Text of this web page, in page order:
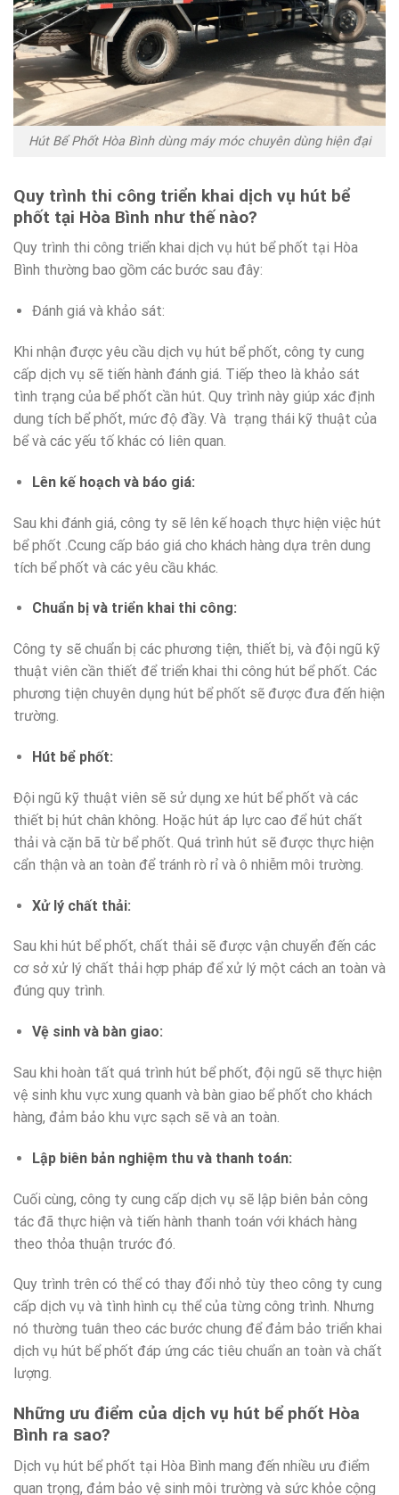
Hút Bể Phốt Hòa Bình dùng máy móc chuyên dùng hiện đại
Quy trình thi công triển khai dịch vụ hút bể
phốt tại Hòa Bình như thế nào?
Quy trình thi công triển khai dịch vụ hút bể phốt tại Hòa
Bình thường bao gồm các bước sau đây:
Đánh giá và khảo sát:
Khi nhận được yêu cầu dịch vụ hút bể phốt, công ty cung
cấp dịch vụ sẽ tiến hành đánh giá. Tiếp theo là khảo sát
tình trạng của bể phốt cần hút. Quy trình này giúp xác định
dung tích bể phốt, mức độ đầy. Và trạng thái kỹ thuật của
bể và các yếu tố khác có liên quan.
Lên kế hoạch và báo giá:
Sau khi đánh giá, công ty sẽ lên kế hoạch thực hiện việc hút
bể phốt .Ccung cấp báo giá cho khách hàng dựa trên dung
tích bể phốt và các yêu cầu khác.
Chuẩn bị và triển khai thi công:
Công ty sẽ chuẩn bị các phương tiện, thiết bị, và đội ngũ kỹ
thuật viên cần thiết để triển khai thi công hút bể phốt. Các
phương tiện chuyên dụng hút bể phốt sẽ được đưa đến hiện
trường.
Hút bể phốt:
Đội ngũ kỹ thuật viên sẽ sử dụng xe hút bể phốt và các
thiết bị hút chân không. Hoặc hút áp lực cao để hút chất
thải và cặn bã từ bể phốt. Quá trình hút sẽ được thực hiện
cẩn thận và an toàn để tránh rò rỉ và ô nhiễm môi trường.
Xử lý chất thải:
Sau khi hút bể phốt, chất thải sẽ được vận chuyển đến các
cơ sở xử lý chất thải hợp pháp để xử lý một cách an toàn và
đúng quy trình.
Vệ sinh và bàn giao:
Sau khi hoàn tất quá trình hút bể phốt, đội ngũ sẽ thực hiện
vệ sinh khu vực xung quanh và bàn giao bể phốt cho khách
hàng, đảm bảo khu vực sạch sẽ và an toàn.
Lập biên bản nghiệm thu và thanh toán:
Cuối cùng, công ty cung cấp dịch vụ sẽ lập biên bản công
tác đã thực hiện và tiến hành thanh toán với khách hàng
theo thỏa thuận trước đó.
Quy trình trên có thể có thay đổi nhỏ tùy theo công ty cung
cấp dịch vụ và tình hình cụ thể của từng công trình. Nhưng
nó thường tuân theo các bước chung để đảm bảo triển khai
dịch vụ hút bể phốt đáp ứng các tiêu chuẩn an toàn và chất
lượng.
Những ưu điểm của dịch vụ hút bể phốt Hòa
Bình ra sao?
Dịch vụ hút bể phốt tại Hòa Bình mang đến nhiều ưu điểm
quan trọng, đảm bảo vệ sinh môi trường và sức khỏe cộng